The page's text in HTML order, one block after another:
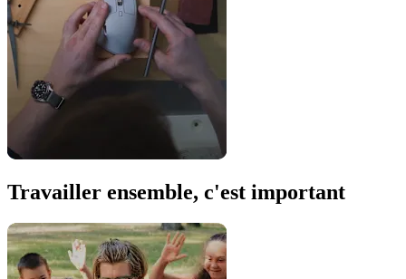
Travailler ensemble, c'est important